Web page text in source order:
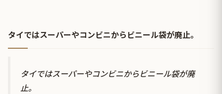
タイではスーパーやコンビニからビニール袋が廃止。
タイではスーパーやコンビニからビニール袋が廃
止。